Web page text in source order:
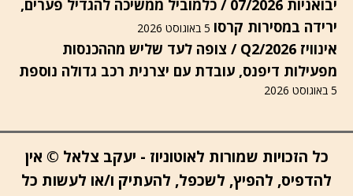
יבואניות 07/2026 / כלמוביל ממשיכה להגדיל פערים,
ירידה במסירות קרסו 5 באוגוסט 2026
אינוויז Q2/2026 / צופה לעד שליש מההכנסות
מפעילות דיפנס, עובדת עם יצרנית רכב גדולה נוספת
5 באוגוסט 2026
כל הזכויות שמורות לאוטוניוז - יעקב צלאל © אין
להדפיס, להפיץ, לשכפל, להעתיק ו/או לעשות כל